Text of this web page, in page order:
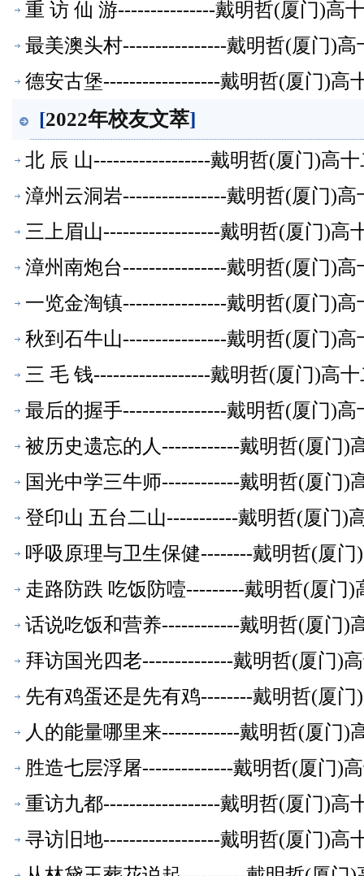
重 访 仙 游---------------戴明哲(厦门)高
最美澳头村----------------戴明哲(厦门)
德安古堡------------------戴明哲(厦门)高
[2022年校友文萃]
北 辰 山------------------戴明哲(厦门)高
漳州云洞岩----------------戴明哲(厦门)
三上眉山------------------戴明哲(厦门)高
漳州南炮台----------------戴明哲(厦门)
一览金淘镇----------------戴明哲(厦门)
秋到石牛山----------------戴明哲(厦门)
三 毛 钱------------------戴明哲(厦门)高
最后的握手----------------戴明哲(厦门)
被历史遗忘的人------------戴明哲(厦门)
国光中学三牛师------------戴明哲(厦门)
登印山 五台二山-----------戴明哲(厦门)
呼吸原理与卫生保健--------戴明哲(厦
走路防跌 吃饭防噎---------戴明哲(厦门
话说吃饭和营养------------戴明哲(厦门)
拜访国光四老--------------戴明哲(厦门)
先有鸡蛋还是先有鸡--------戴明哲(厦
人的能量哪里来------------戴明哲(厦门)
胜造七层浮屠--------------戴明哲(厦门)
重访九都------------------戴明哲(厦门)高
寻访旧地------------------戴明哲(厦门)高